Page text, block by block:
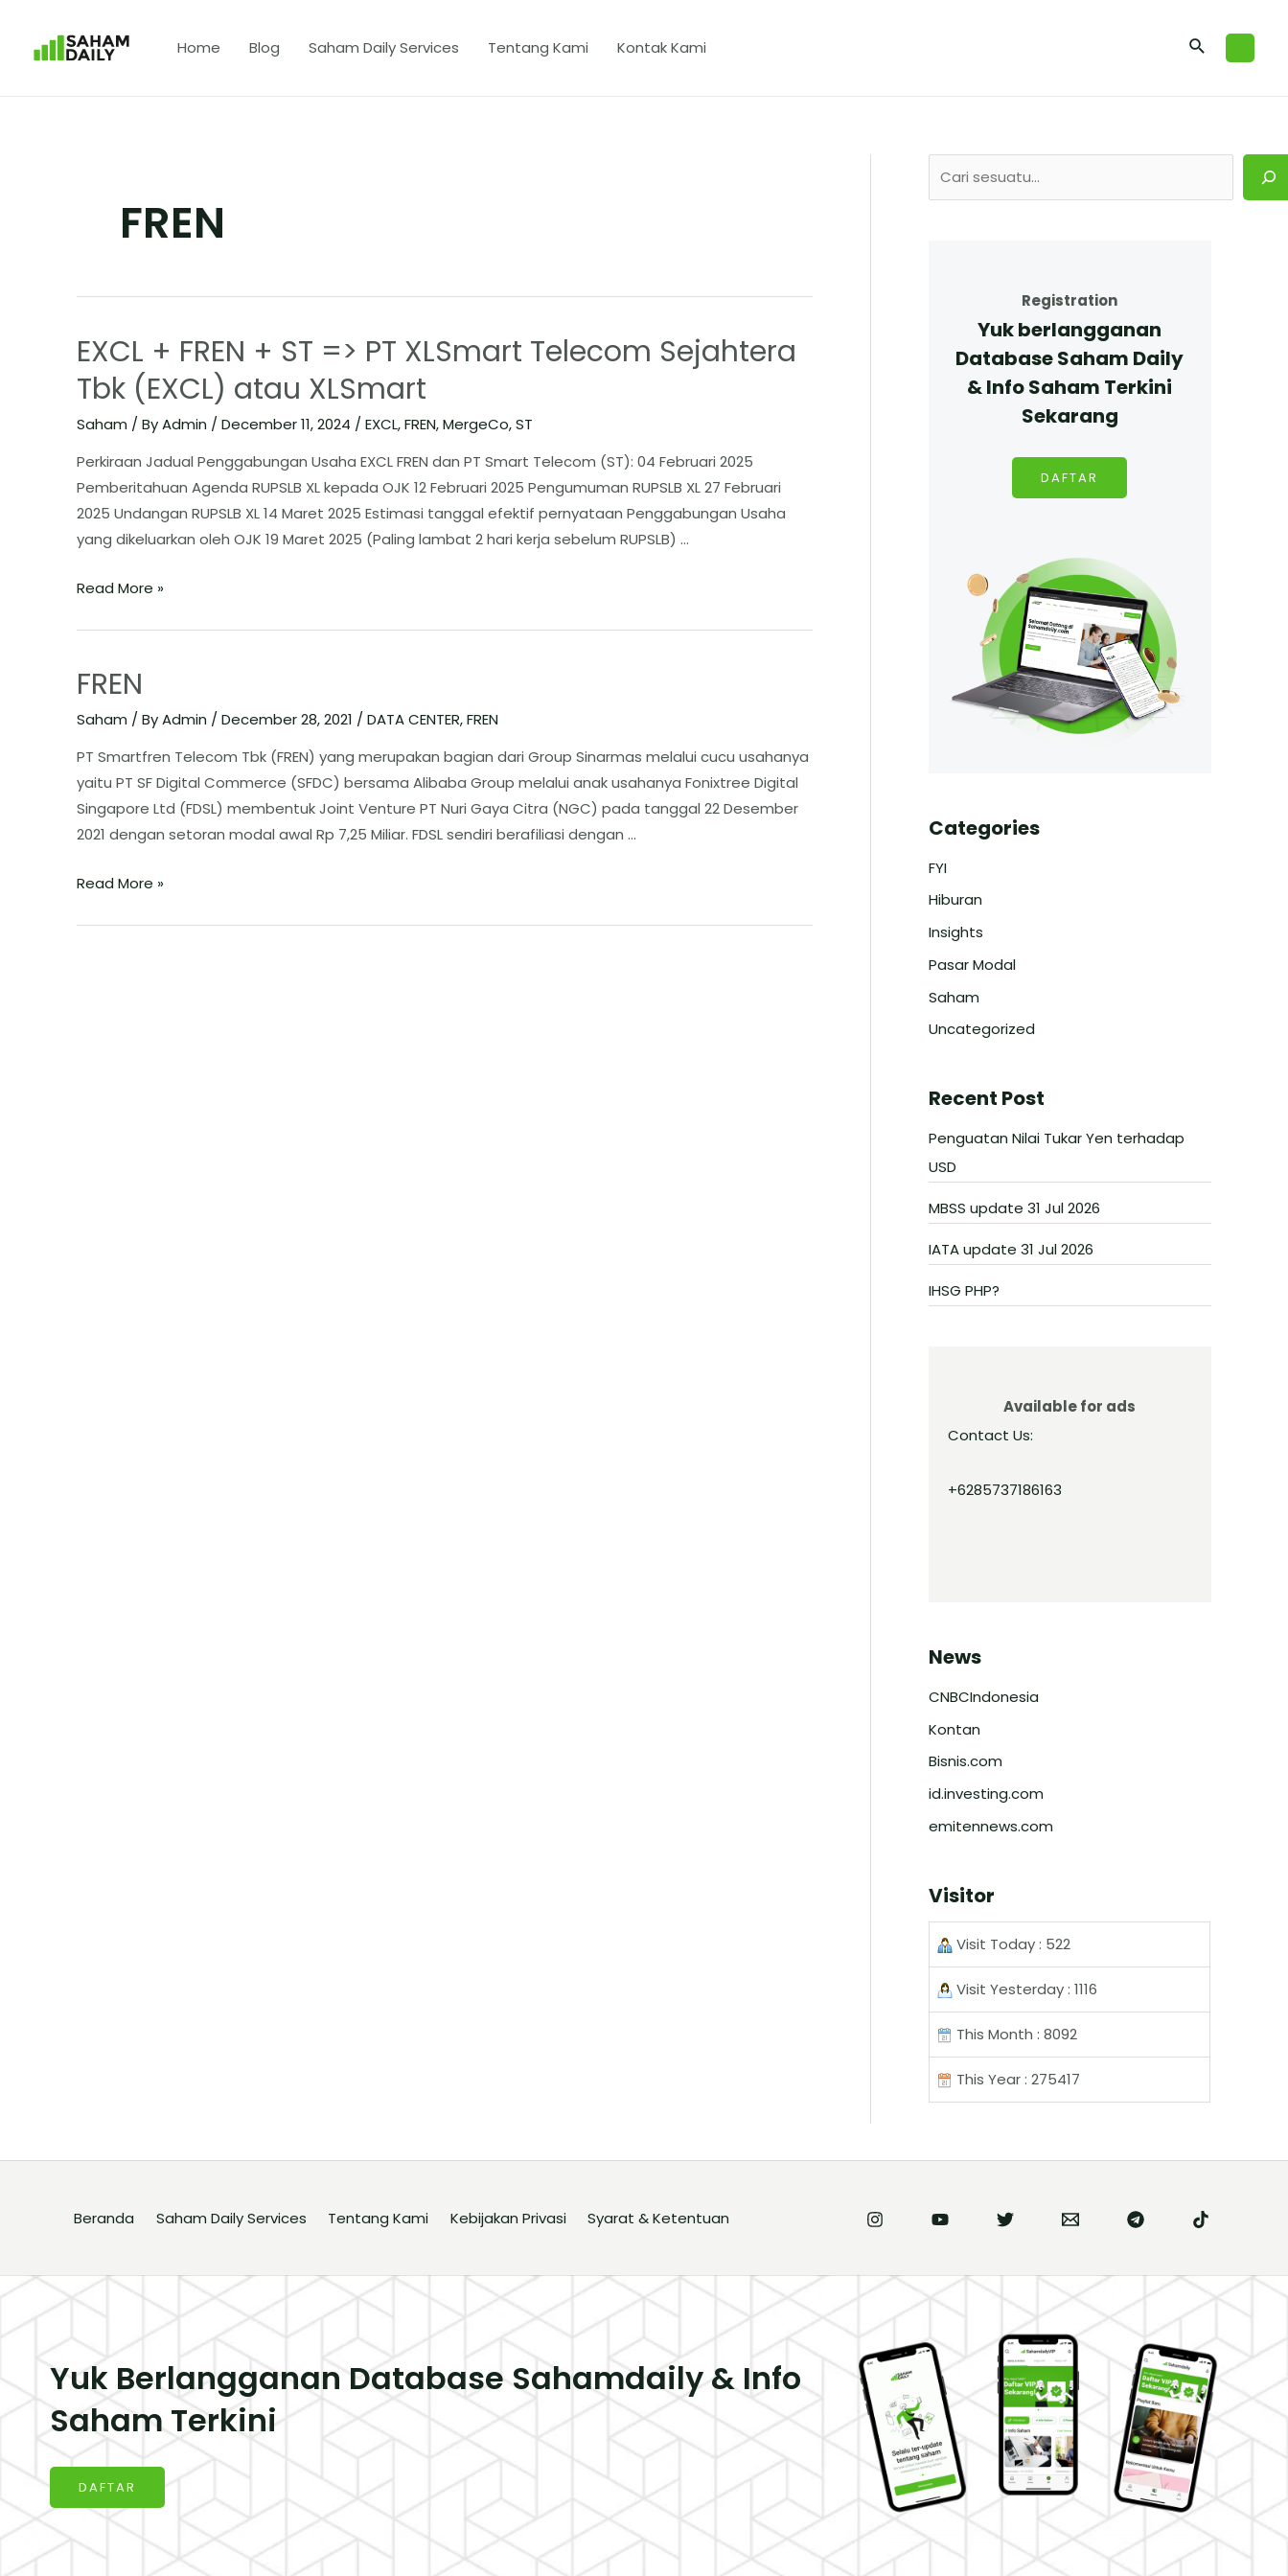
Home Blog Saham Daily Services Tentang Kami Kontak Kami
FREN
EXCL + FREN + ST => PT XLSmart Telecom Sejahtera
Tbk (EXCL) atau XLSmart
Saham / ByAdmin /December 11, 2024 /EXCL,FREN,MergeCo,ST
Perkiraan Jadual Penggabungan Usaha EXCL FREN dan PT Smart Telecom (ST): 04 Februari 2025
Pemberitahuan Agenda RUPSLB XL kepada OJK 12 Februari 2025 Pengumuman RUPSLB XL 27 Februari
2025 Undangan RUPSLB XL 14 Maret 2025 Estimasi tanggal efektif pernyataan Penggabungan Usaha
yang dikeluarkan oleh OJK 19 Maret 2025 (Paling lambat 2 hari kerja sebelum RUPSLB) …
Read More »
FREN
Saham / ByAdmin / December 28, 2021 / DATA CENTER,FREN
PT Smartfren Telecom Tbk (FREN) yang merupakan bagian dari Group Sinarmas melalui cucu usahanya
yaitu PT SF Digital Commerce (SFDC) bersama Alibaba Group melalui anak usahanya Fonixtree Digital
Singapore Ltd (FDSL) membentuk Joint Venture PT Nuri Gaya Citra (NGC) pada tanggal 22 Desember
2021 dengan setoran modal awal Rp 7,25 Miliar. FDSL sendiri berafiliasi dengan …
Read More »
Registration
Yuk berlangganan
Database Saham Daily
& Info Saham Terkini
Sekarang
DAFTAR
Categories
FYI
Hiburan
Insights
Pasar Modal
Saham
Uncategorized
Recent Post
Penguatan Nilai Tukar Yen terhadap
USD
MBSS update 31 Jul 2026
IATA update 31 Jul 2026
IHSG PHP?
Available for ads
Contact Us:
+6285737186163
News
CNBCIndonesia
Kontan
Bisnis.com
id.investing.com
emitennews.com
Visitor
Visit Today : 522
Visit Yesterday : 1116
This Month : 8092
This Year : 275417
Beranda Saham Daily Services Tentang Kami Kebijakan Privasi Syarat & Ketentuan
Yuk Berlangganan Database Sahamdaily & Info
Saham Terkini
DAFTAR